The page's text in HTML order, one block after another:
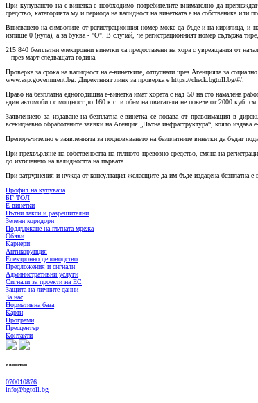
При купуването на е-винетка е необходимо потребителите внимателно да
средство, категорията му и периода на валидност на винетката е на собственика
Вписването на символите от регистрационния номер може да бъде и на кирилица, и
изпише 0 (нула), а за буква - "О". В случай, че регистрационният номер съдържа
215 840 безплатни електронни винетки са предоставени на хора с увреждания от
– през март следващата година.
Проверка за срока на валидност на е-винетките, отпуснати чрез Агенцията за
www.asp.government.bg. Директният линк за проверка е https://check.bgtoll.bg/#/.
Право на безплатна едногодишна е-винетка имат хората с над 50 на сто намалена
един автомобил с мощност до 160 к.с. и обем на двигателя не повече от 2000 куб. см.
Заявлението за издаване на безплатна е-винетка се подава от правоимащия в
всекидневно обработените заявки на Агенция „Пътна инфраструктура“, която издава
Препоръчително е заявленията за подновяването на безплатните винетки да бъдат
При прехвърляне на собствеността на пътното превозно средство, смяна на
до изтичането на валидността на първата.
При затруднения и нужда от консултация желаещите да им бъде издадена безплатна
Профил на купувача
БГ ТОЛ
Е-винетки
Пътни такси и разрешителни
Зелени коридори
Поддържане на пътната мрежа
Обяви
Кариери
Антикорупция
Електронно деловодство
Предложения и сигнали
Административни услуги
Сигнали за проекти на ЕС
Защита на личните данни
За нас
Нормативна база
Карти
Програми
Пресцентър
Контакти
е-винетки
070010876
info@bgtoll.bg